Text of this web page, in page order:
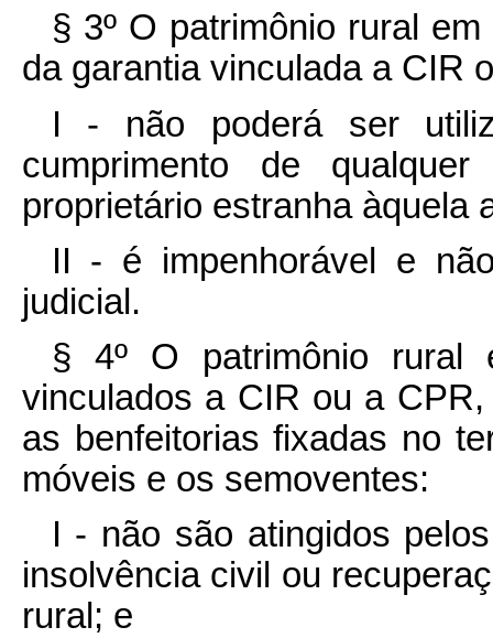
§ 3º O patrimônio rural
da garantia vinculada a CIR
I - não poderá ser
cumprimento de
proprietário estranha àquela
II - é impenhorável e
judicial.
§ 4º O patrimônio rural
vinculados a CIR ou a
as benfeitorias fixadas no
móveis e os semoventes:
I - não são atingidos
insolvência civil ou
rural; e